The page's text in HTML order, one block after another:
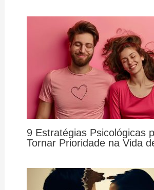
9 Estratégias Psicológicas
Tornar Prioridade na Vida